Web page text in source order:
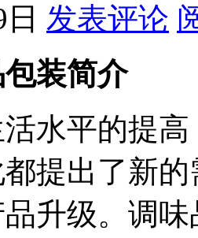
发表评论
装简介
水平的提
提出了新
升级。调